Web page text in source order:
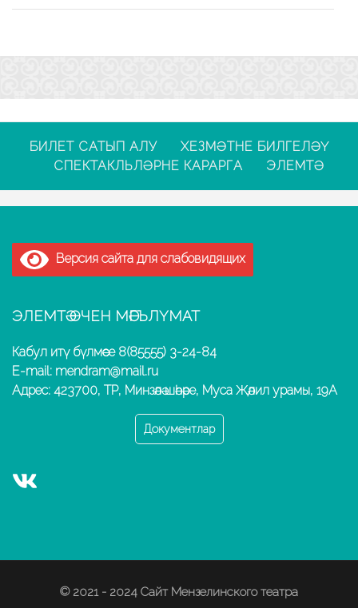
БИЛЕТ САТЫП АЛУ
ХЕЗМӘТНЕ БИЛГЕЛӘҮ
СПЕКТАКЛЬЛӘРНЕ КАРАРГА
ЭЛЕМТӘ
Версия сайта для слабовидящих
ЭЛЕМТӘ ӨЧЕН МӘГЪЛҮМАТ
Кабул итү бүлмәсе 8(85555) 3-24-84
E-mail: mendram@mail.ru
Адрес: 423700, ТР, Минзәлә шәһәре, Муса Җәлил урамы, 19А
Документлар
© 2021 - 2024 Сайт Мензелинского театра